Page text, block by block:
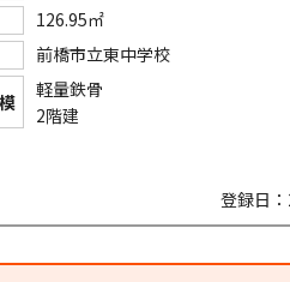
126.95㎡
前橋市立東中学校
軽量鉄骨
2階建
登録日